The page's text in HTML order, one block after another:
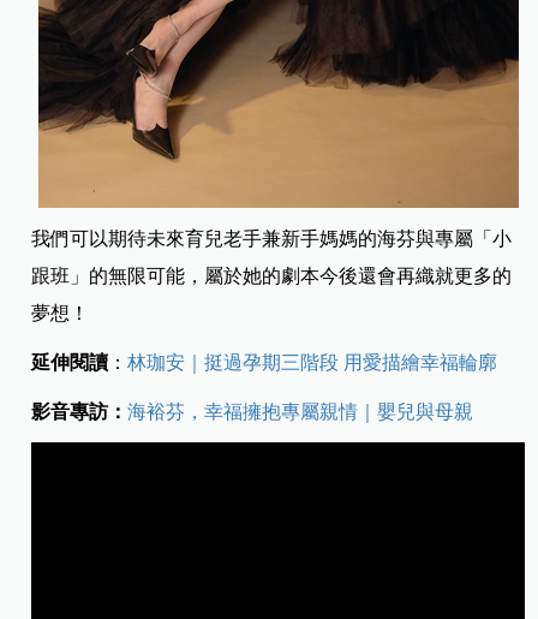
我們可以期待未來育兒老手兼新手媽媽的海芬與專屬「小
跟班」的無限可能，屬於她的劇本今後還會再織就更多的
夢想！
延伸閱讀 ：林珈安｜挺過孕期三階段 用愛描繪幸福輪廓
影音專訪：海裕芬，幸福擁抱專屬親情｜嬰兒與母親